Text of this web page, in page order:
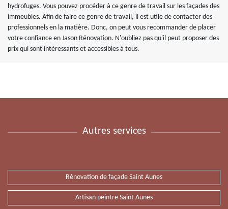
hydrofuges. Vous pouvez procéder à ce genre de travail sur les façades des
immeubles. Afin de faire ce genre de travail, il est utile de contacter des
professionnels en la matière. Donc, on peut vous recommander de placer
votre confiance en Jason Rénovation. N'oubliez pas qu'il peut proposer des
prix qui sont intéressants et accessibles à tous.
Autres services
Rénovation de façade Saint Aunes
Artisan peintre Saint Aunes